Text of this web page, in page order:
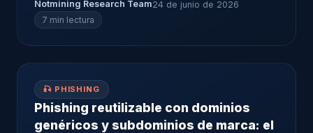
Notmining Research Team24 de junio de 2026
7 min lectura
🎣 PHISHING
Phishing reutilizable con dominios
genéricos y subdominios de marca: el